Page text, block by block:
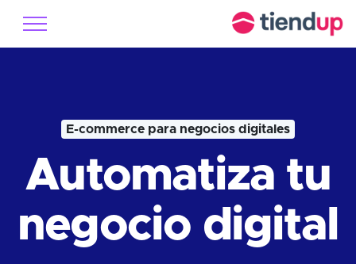
E-commerce para negocios digitales
Automatiza tu
negocio digital